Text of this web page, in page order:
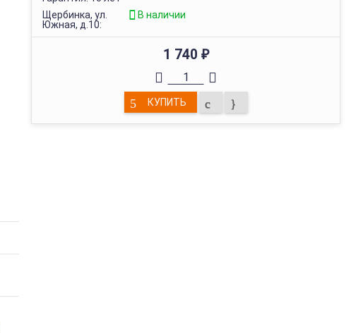
Щербинка, ул.
Южная, д.10:
В наличии
1 740 ₽
КУПИТЬ